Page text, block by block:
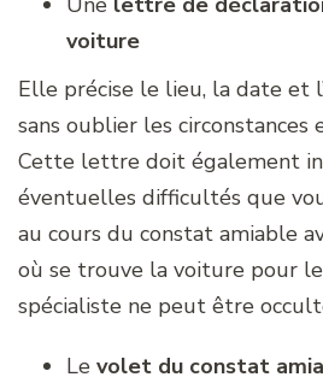
voiture
Elle précise le lieu, la date et
sans oublier les circonstances
Cette lettre doit également
éventuelles difficultés que
au cours du constat amiable
où se trouve la voiture pour
spécialiste ne peut être
Le volet du constat